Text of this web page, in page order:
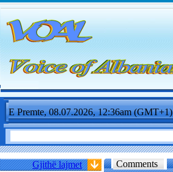
E Premte, 08.07.2026, 12:36am (GMT+1)
Gjithë lajmet
Comments